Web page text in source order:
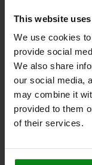
This website
We use cookies
provide social
We also share
our social media,
may combine it
provided to them
of their services.
02029 B
INTERIOR